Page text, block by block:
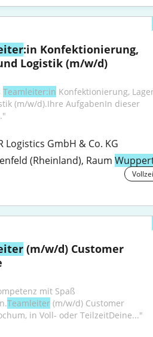
:in Konfektionierung,
Logistik (m/w/d)
Teamleiter:in Konfektionierung,
(m/w/d).Ihre AufgabenIn dieser
Logistics GmbH & Co. KG
(Rheinland), Raum
(m/w/d) Customer
mit Spaß
Teamleiter (m/w/d) Customer
in Voll- oder TeilzeitDeine..."